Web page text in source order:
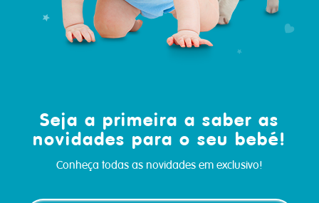
Seja a primeira a saber as
novidades para o seu bebé!
Conheça todas as novidades em exclusivo!